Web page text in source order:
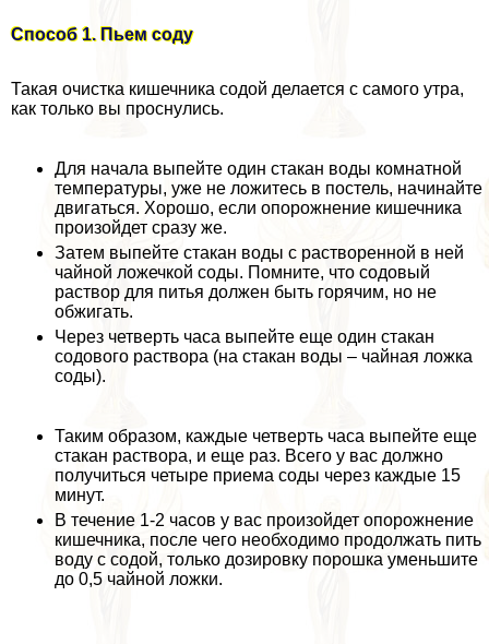
Способ 1. Пьем соду
Такая очистка кишечника содой делается с самого утра,
как только вы проснулись.
Для начала выпейте один стакан воды комнатной
температуры, уже не ложитесь в постель, начинайте
двигаться. Хорошо, если oпopoжнение кишечника
произойдет сразу же.
Затем выпейте стакан воды с растворенной в ней
чайной ложечкой соды. Помните, что содовый
раствор для питья должен быть горячим, но не
обжигать.
Через четверть часа выпейте еще один стакан
содового раствора (на стакан воды – чайная ложка
соды).
Таким образом, каждые четверть часа выпейте еще
стакан раствора, и еще раз. Всего у вас должно
получиться четыре приема соды через каждые 15
минут.
В течение 1-2 часов у вас произойдет oпopoжнение
кишечника, после чего необходимо продолжать пить
воду с содой, только дозировку порошка уменьшите
до 0,5 чайной ложки.